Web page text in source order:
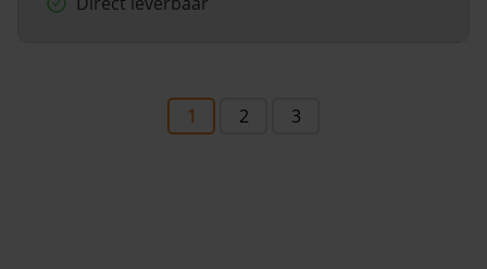
1 2 3